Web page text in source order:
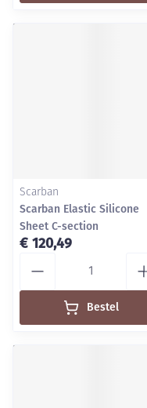
Scarban
Scarban Elastic Silicone
Sheet C-section
€ 120,49
Bestel